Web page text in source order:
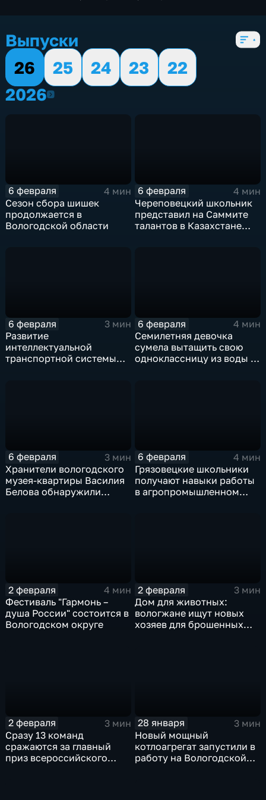
Выпуски
26
25 24 23
22
20262026
6 февраля
4 мин
Сезон сбора шишек
продолжается в
Вологодской области
6 февраля
4 мин
Череповецкий школьник
представил на Саммите
талантов в Казахстане
6 февраля
3 мин
Развитие
интеллектуальной
транспортной системы
6 февраля
4 мин
Семилетняя девочка
сумела вытащить свою
одноклассницу из воды в
6 февраля
3 мин
Хранители вологодского
музея-квартиры Василия
Белова обнаружили
6 февраля
4 мин
Грязовецкие школьники
получают навыки работы
в агропромышленном
2 февраля
4 мин
Фестиваль "Гармонь –
душа России" состоится в
Вологодском округе
2 февраля
3 мин
Дом для животных:
вологжане ищут новых
хозяев для брошенных
2 февраля
3 мин
Сразу 13 команд
сражаются за главный
приз всероссийского
28 января
3 мин
Новый мощный
котлоагрегат запустили в
работу на Вологодской